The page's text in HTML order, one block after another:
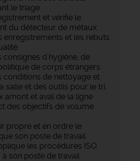
le triage
et vérifie le
du détecteur de métaux.
enregistrements et les rebuts
consignes d'hygiène, de
de corps étrangers.
conditions de nettoyage et
salle et des outils pour le tri.
amont et aval de la ligne
des objectifs de volume
propre et en ordre le
son poste de travail.
les procédures ISO
à son poste de travail